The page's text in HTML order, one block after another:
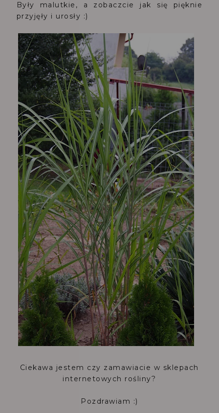
Były malutkie, a zobaczcie jak się pięknie
przyjęły i urosły :)
Ciekawa jestem czy zamawiacie w sklepach
internetowych rośliny?
Pozdrawiam :)